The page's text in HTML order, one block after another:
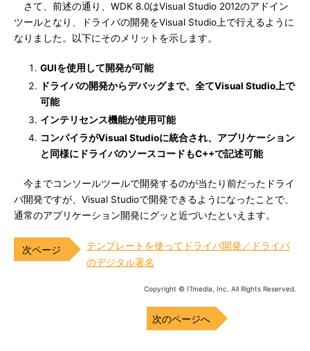
さて、前述の通り、WDK 8.0はVisual Studio 2012のアドイン
ツールとなり、ドライバの開発をVisual Studio上で行えるように
なりました。以下にそのメリットを示します。
GUIを使用して開発が可能
ドライバの開発からデバッグまで、全てVisual Studio上で
可能
インテリセンス機能が使用可能
コンパイラがVisual Studioに統合され、アプリケーション
と同様にドライバのソースコードもC++で記述可能
今までコンソールツールで開発するのが当たり前だったドライ
バ開発ですが、Visual Studioで開発できるようになったことで、
通常のアプリケーション開発にグッと近づいたといえます。
テンプレートを使ってドライバ開発／ドライバ
のデジタル署名
Copyright © ITmedia, Inc. All Rights Reserved.
次のページへ